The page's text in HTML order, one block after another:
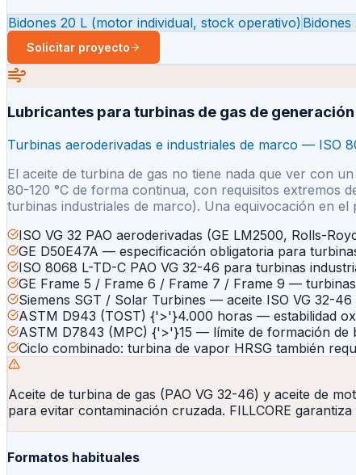
Bidones 20 L (motor individual, stock operativo)
Solicitar proyecto
Lubricantes para turbinas de gas de generación
Turbinas aeroderivadas e industriales de marco — ISO
El aceite de turbina de gas no tiene nada que ver con
80-120 °C de forma continua, con requisitos extremos
turbinas industriales de marco). Una equivocación en
ISO VG 32 PAO aeroderivadas (GE LM2500, Rolls-
GE D50E47A — especificación obligatoria para
ISO 8068 L-TD-C PAO VG 32-46 para turbinas
GE Frame 5 / Frame 6 / Frame 7 / Frame 9 —
Siemens SGT / Solar Turbines — aceite ISO VG 32-46
ASTM D943 (TOST) {'>'}4.000 horas — estabilidad
ASTM D7843 (MPC) {'>'}15 — límite de formación de
Ciclo combinado: turbina de vapor HRSG también
Aceite de turbina de gas (PAO VG 32-46) y aceite de
para evitar contaminación cruzada. FILLCORE
Formatos habituales